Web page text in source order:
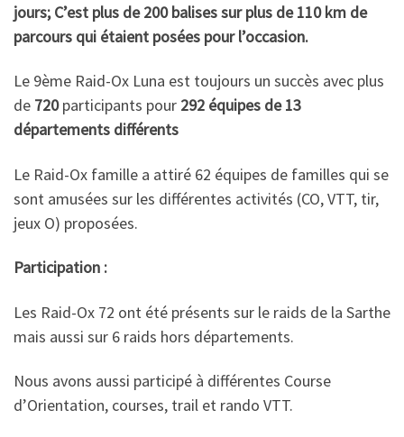
jours; C’est plus de 200 balises sur plus de 110 km de
parcours qui étaient posées pour l’occasion.
Le 9ème Raid-Ox Luna est toujours un succès avec plus
de 720participants pour 292 équipes de 13
départements différents
Le Raid-Ox famille a attiré 62 équipes de familles qui se
sont amusées sur les différentes activités (CO, VTT, tir,
jeux O) proposées.
Participation :
Les Raid-Ox 72 ont été présents sur le raids de la Sarthe
mais aussi sur 6 raids hors départements.
Nous avons aussi participé à différentes Course
d’Orientation, courses, trail et rando VTT.